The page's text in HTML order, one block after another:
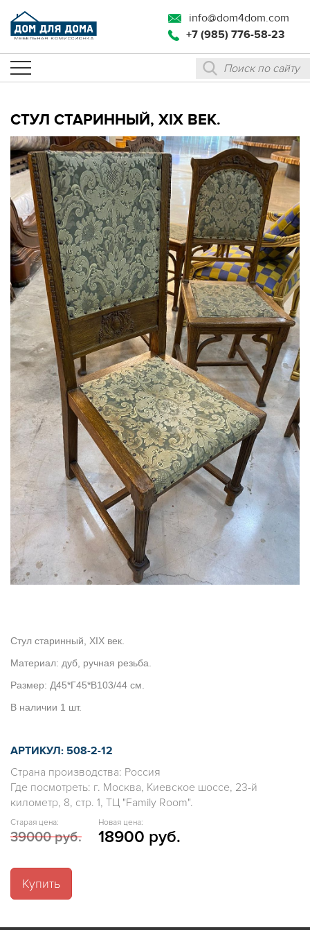
info@dom4dom.com
+7 (985) 776-58-23
СТУЛ СТАРИННЫЙ, XIX ВЕК.
Стул старинный, XIX век.
Материал: дуб, ручная резьба.
Размер: Д45*Г45*В103/44 см.
В наличии 1 шт.
АРТИКУЛ: 508-2-12
Страна производства: Россия
Где посмотреть: г. Москва, Киевское шоссе, 23-й
километр, 8, стр. 1, ТЦ "Family Room".
Старая цена:
39000 руб.
Новая цена:
18900 руб.
Купить